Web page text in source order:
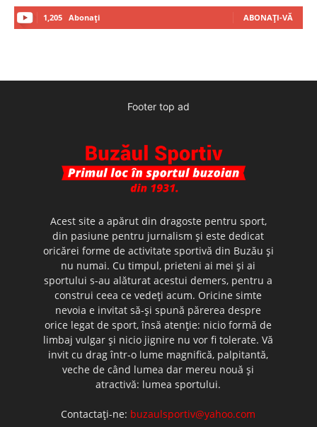
1,205 Abonați ABONAȚI-VĂ
Footer top ad
Acest site a apărut din dragoste pentru sport,
din pasiune pentru jurnalism şi este dedicat
oricărei forme de activitate sportivă din Buzău şi
nu numai. Cu timpul, prieteni ai mei şi ai
sportului s-au alăturat acestui demers, pentru a
construi ceea ce vedeţi acum. Oricine simte
nevoia e invitat să-şi spună părerea despre
orice legat de sport, însă atenţie: nicio formă de
limbaj vulgar şi nicio jignire nu vor fi tolerate. Vă
invit cu drag într-o lume magnifică, palpitantă,
veche de când lumea dar mereu nouă şi
atractivă: lumea sportului.
Contactați-ne: buzaulsportiv@yahoo.com